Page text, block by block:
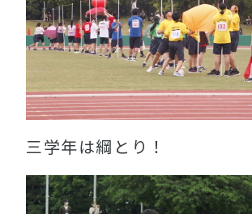
三学年は綱とり！